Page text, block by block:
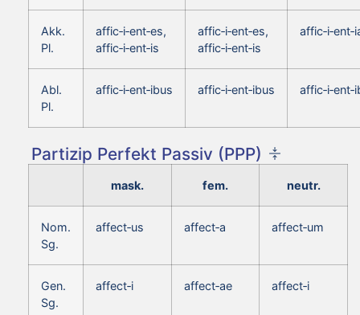
Akk.
Pl.
affic‑i‑ent‑es,
affic‑i‑ent‑is
affic‑i‑ent‑es,
affic‑i‑ent‑is
Abl.
Pl.
affic‑i‑ent‑ibus affic‑i‑ent‑ibus
Partizip Perfekt Passiv (PPP)
mask. fem. neutr.
Nom.
Sg.
affect‑us affect‑a affect‑um
Gen.
Sg.
affect‑i affect‑ae affect‑i